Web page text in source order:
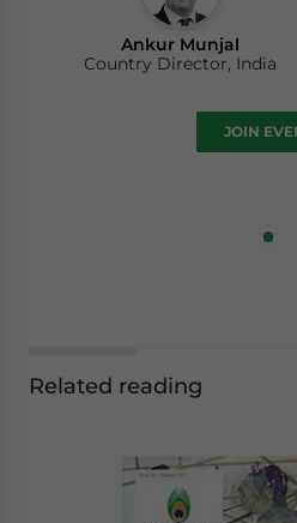
Ankur Munjal
Country Director, India
JOIN
Related reading